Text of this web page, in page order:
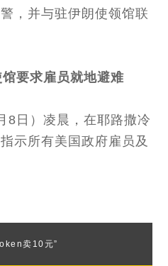
，并与驻伊朗使领馆联
要求雇员就地避难
）凌晨，在耶路撒冷
示所有美国政府雇员及
卖10元”